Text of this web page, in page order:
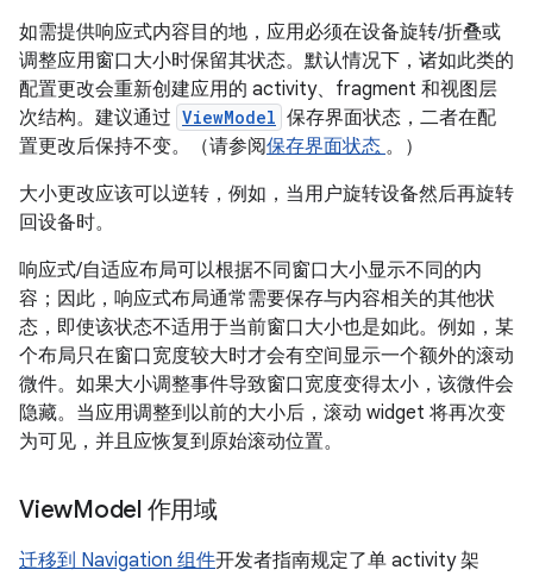
如需提供响应式内容目的地，应用必须在设备旋转/折叠或
调整应用窗口大小时保留其状态。默认情况下，诸如此类的
配置更改会重新创建应用的 activity、fragment 和视图层
次结构。建议通过 ViewModel 保存界面状态，二者在配
置更改后保持不变。（请参阅保存界面状态 。）
大小更改应该可以逆转，例如，当用户旋转设备然后再旋转
回设备时。
响应式/自适应布局可以根据不同窗口大小显示不同的内
容；因此，响应式布局通常需要保存与内容相关的其他状
态，即使该状态不适用于当前窗口大小也是如此。例如，某
个布局只在窗口宽度较大时才会有空间显示一个额外的滚动
微件。如果大小调整事件导致窗口宽度变得太小，该微件会
隐藏。当应用调整到以前的大小后，滚动 widget 将再次变
为可见，并且应恢复到原始滚动位置。
ViewModel 作用域
迁移到 Navigation 组件开发者指南规定了单 activity 架